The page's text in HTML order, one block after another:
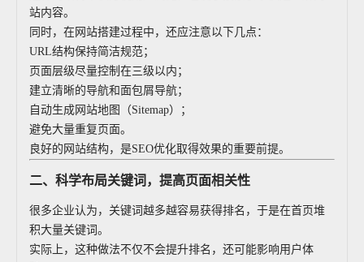
站内容。
同时，在网站搭建过程中，还应注意以下几点：
URL结构保持简洁规范；
页面层级尽量控制在三级以内；
建立清晰的导航和面包屑导航；
自动生成网站地图（Sitemap）；
避免大量重复页面。
良好的网站结构，是SEO优化取得效果的重要前提。
二、科学布局关键词，提高页面相关性
很多企业认为，关键词越多越容易获得排名，于是在首页堆
积大量关键词。
实际上，这种做法不仅不会提升排名，还可能影响用户体